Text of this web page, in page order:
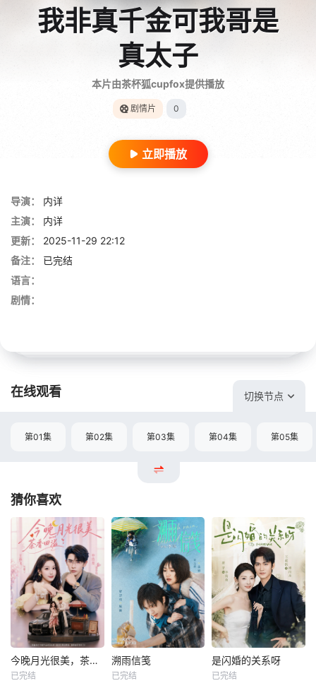
我非真千金可我哥是
真太子
本片由茶杯狐cupfox提供播放
剧情片 0
立即播放
导演：
内详
主演：
内详
更新：
2025-11-29 22:12
备注：
已完结
语言：
剧情：
在线观看 切换节点
第01集 第02集 第03集 第04集 第05集
猜你喜欢
今晚月光很美，茶香四溢
已完结
溯雨信笺
已完结
是闪婚的关系呀
已完结